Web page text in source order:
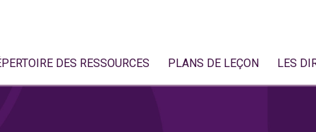
DES RESSOURCES PLANS DE LEÇON LES